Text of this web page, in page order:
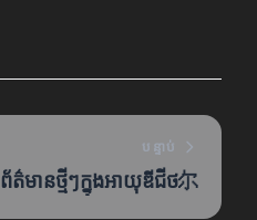
បន្ទាប់
ព័ត៌មានថ្មីៗក្នុងអាយុឌីជីថ尔